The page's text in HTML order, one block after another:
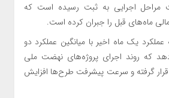
مراحل اجرایی به ثبت رسیده است که
ماه‌های قبل را جبران کرده است.
یک ماه اخیر با میانگین عملکرد دو
که روند اجرای پروژه‌های نهضت ملی
گرفته و سرعت پیشرفت طرح‌ها افزایش